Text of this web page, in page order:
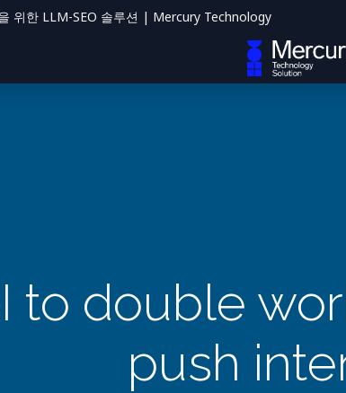
위한 LLM-SEO 솔루션 | Mercury Technology
to double
push